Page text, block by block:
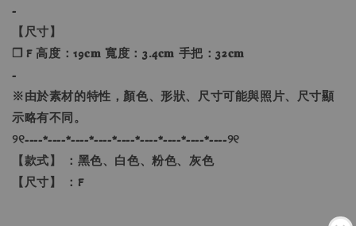
-
【尺寸】
❐ F 高度：19𝐜𝐦 寬度：3.4𝐜𝐦 手把：32𝐜𝐦
-
※由於素材的特性，顏色、形狀、尺寸可能與照片、尺寸顯
示略有不同。
୨୧----*----*----*----*----*----*----*----*----୨୧
【款式】 ：黑色、白色、粉色、灰色
【尺寸】 ：F